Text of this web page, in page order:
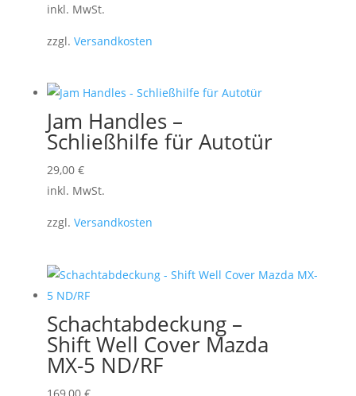
mehrere
auf.
Die
Optionen
können
inkl. MwSt.
zzgl. Versandkosten
Jam Handles –
Schließhilfe für Autotür
29,00 €
mehrere
auf.
Optionen
können
auf
der
inkl. MwSt.
zzgl. Versandkosten
Schachtabdeckung –
Shift Well Cover Mazda
MX-5 ND/RF